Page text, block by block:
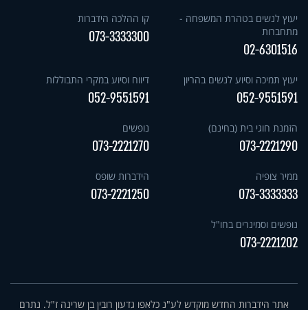
יעוץ לנשים בטהרת המשפחה -
מתחברות
02-6301516
קו ההלכה הידברות
073-3333300
יעוץ תמיכה וסיוע לנשים בהריון
052-9551591
דיווח וסיוע במקרי התבוללות
052-9551591
הזמנת חוגי בית (בחינם)
073-2221290
נופשים
073-2221270
ממיר צופיה
073-3333333
הידברות שופס
073-2221250
נופשים וסמינרים בחו"ל
073-2221202
אתר הידברות החדש מוקדש לע"נ כלאפו גדעון רובין בן שרינה ז"ל. נתרם